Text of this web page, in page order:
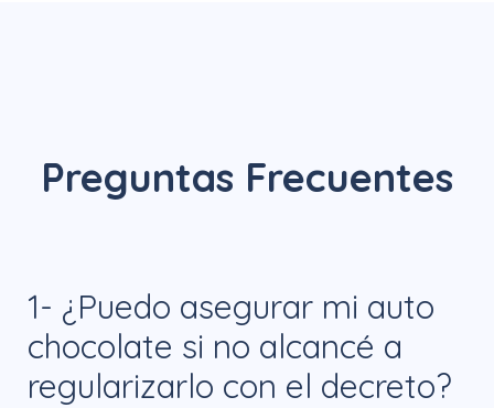
Preguntas Frecuentes
1- ¿Puedo asegurar mi auto
chocolate si no alcancé a
regularizarlo con el decreto?